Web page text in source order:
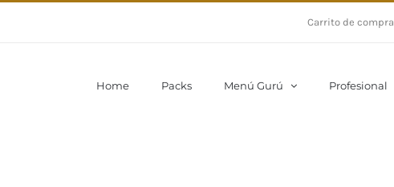
Carrito de compra
Home Packs Menú Gurú Profesional